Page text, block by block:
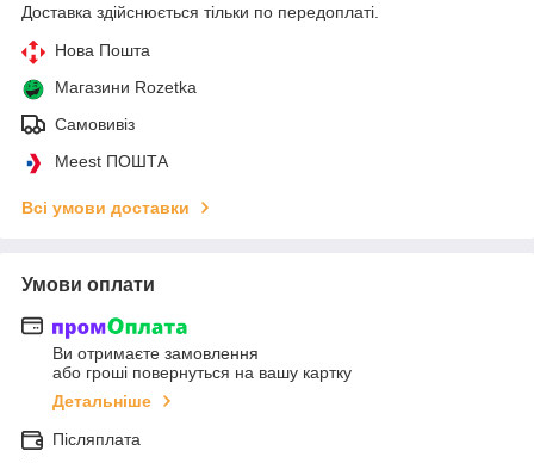
Доставка здійснюється тільки по передоплаті.
Нова Пошта
Магазини Rozetka
Самовивіз
Meest ПОШТА
Всі умови доставки
Умови оплати
Ви отримаєте замовлення
або гроші повернуться на вашу картку
Детальніше
Післяплата